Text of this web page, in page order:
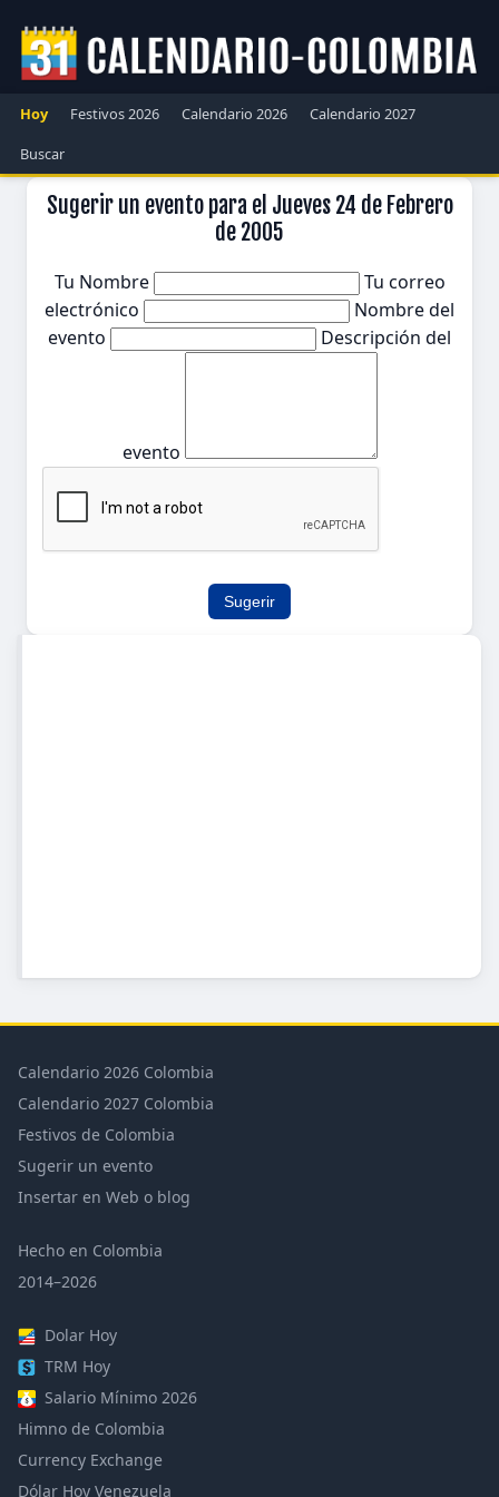
Hoy Festivos 2026 Calendario 2026
Calendario 2027
Buscar
Sugerir un evento para el Jueves 24 de Febrero
de 2005
Tu Nombre
Tu correo
electrónico
Nombre del
evento
Descripción del
evento
Sugerir
Calendario 2026 Colombia
Calendario 2027 Colombia
Festivos de Colombia
Sugerir un evento
Insertar en Web o blog
Hecho en Colombia
2014–2026
Dolar Hoy
TRM Hoy
Salario Mínimo 2026
Himno de Colombia
Currency Exchange
Dólar Hoy Venezuela